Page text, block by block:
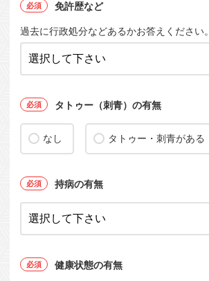
免許歴など
過去に行政処分などあるかお答えください。
タトゥー（刺青）の有無
なし タトゥー・刺青がある
持病の有無
健康状態の有無